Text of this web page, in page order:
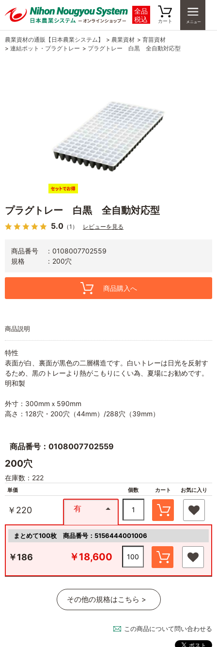
全品
税込
カート
農業資材の通販【日本農業システム】 > 農業資材 > 育苗資材
> 連結ポット・プラグトレー > プラグトレー 白黒 全自動対応型
プラグトレー 白黒 全自動対応型
5.0 （1） レビューを見る
商品番号
0108007702559
規格
200穴
商品購入へ
商品説明
特性
表面が白、裏面が黒色の二層構造です。白いトレーは日光を反射す
るため、黒のトレーより熱がこもりにくい為、夏場にお勧めです。
明和製
外寸：300mmｘ590mm
高さ：128穴・200穴（44mm）/288穴（39mm）
商品番号：0108007702559
200穴
在庫数：222
単価 個数 カート お気に入り
￥220 有
まとめて100枚 商品番号：5156444001006
￥186 ￥18,600
その他の規格はこちら >
この商品について問い合わせる